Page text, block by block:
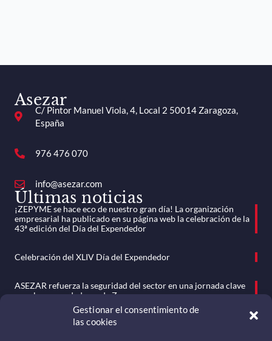
Gestionar el consentimiento de
las cookies
Asezar
C/ Pintor Manuel Viola, 4, Local 2 50014 Zaragoza,
España
976 476 070
info@asezar.com
Últimas noticias
¡ZEPYME se hace eco de nuestro gran día! La organización
empresarial ha publicado en su página web la celebración de la
43ª edición del Día del Expendedor
Celebración del XLIV Día del Expendedor
ASEZAR refuerza la seguridad del sector en una jornada clave
para los expendedores de Zaragoza
ASEZAR celebra su Asamblea General Ordinaria en un clima de